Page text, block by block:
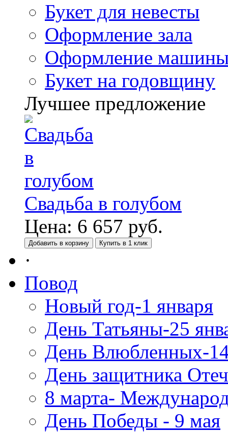
Букет для невесты
Оформление зала
Оформление
Букет на годовщину
Лучшее предложение
Свадьба в голубом
Цена: 6 657 руб.
Добавить в корзину Купить в 1 клик
·
Повод
Новый год-1 января
День Татьяны-25
День Влюбленных-
День защитника
8 марта-
День Победы - 9 мая